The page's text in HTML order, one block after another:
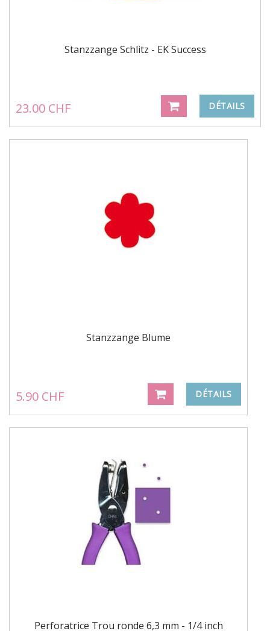
Stanzzange Schlitz - EK Success
23.00 CHF DÉTAILS
Stanzzange Blume
5.90 CHF DÉTAILS
Perforatrice Trou ronde 6,3 mm - 1/4 inch